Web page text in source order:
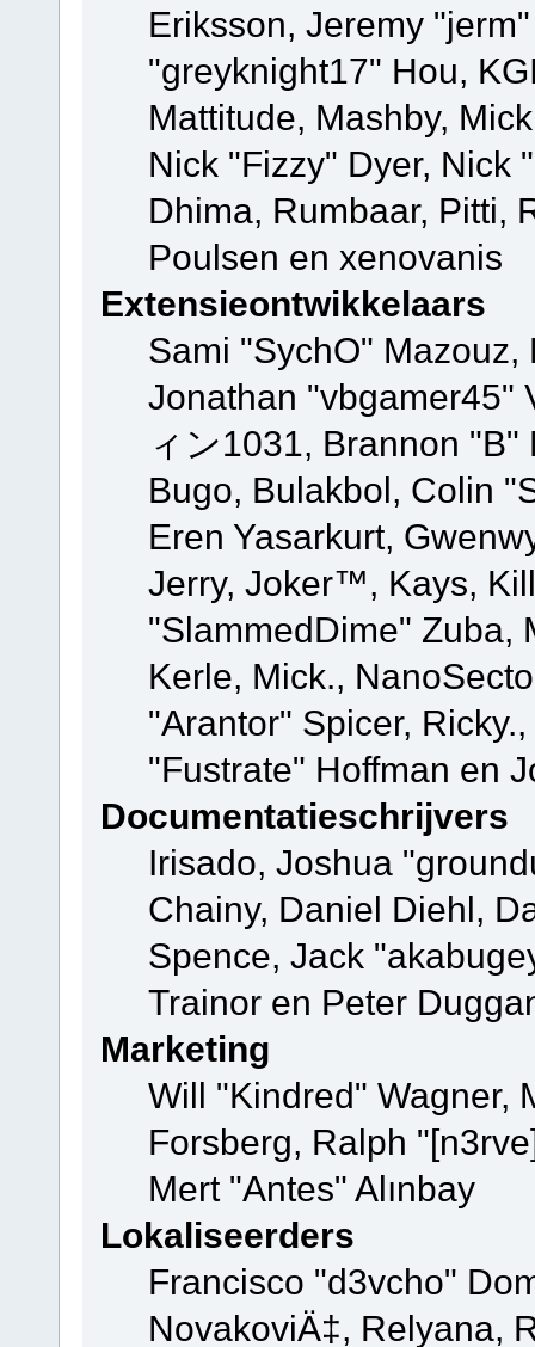
Eriksson, Jeremy
"greyknight17" Hou,
Mattitude, Mashby,
Nick "Fizzy" Dyer, Nick
Dhima, Rumbaar, Pitti,
Poulsen en xenovanis
Extensieontwikkelaars
Sami "SychO"
Jonathan "vbgamer45"
ィン1031, Brannon
Bugo, Bulakbol, Colin
Eren Yasarkurt,
Jerry, Joker™, Kays,
"SlammedDime" Zuba,
Kerle, Mick.,
"Arantor" Spicer,
"Fustrate" Hoffman en
Documentatieschrijvers
Irisado, Joshua
Chainy, Daniel Diehl,
Spence, Jack
Trainor en Peter
Marketing
Will "Kindred" Wagner,
Forsberg, Ralph
Mert "Antes" Alınbay
Lokaliseerders
Francisco "d3vcho"
NovakoviÄ‡, Relyana,